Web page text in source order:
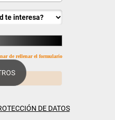
de rellenar el formulario
DE DATOS